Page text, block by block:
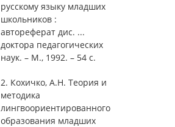
русскому языку младших
школьников :
автореферат дис. ...
доктора педагогических
наук. – М., 1992. – 54 c.
2. Кохичко, А.Н. Теория и
методика
лингвоориентированного
образования младших